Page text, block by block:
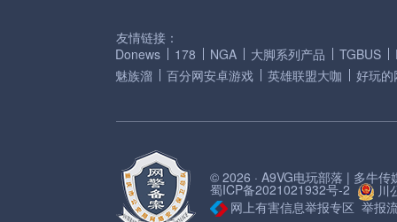
友情链接：
Donews
178 NGA 大脚系列产品 TGBUS
魅族溜
百分网安卓游戏 英雄联盟大咖 好玩的
© 2026 · A9VG电玩部落 | 多牛传
蜀ICP备2021021932号-2
川
网上有害信息举报专区 举报